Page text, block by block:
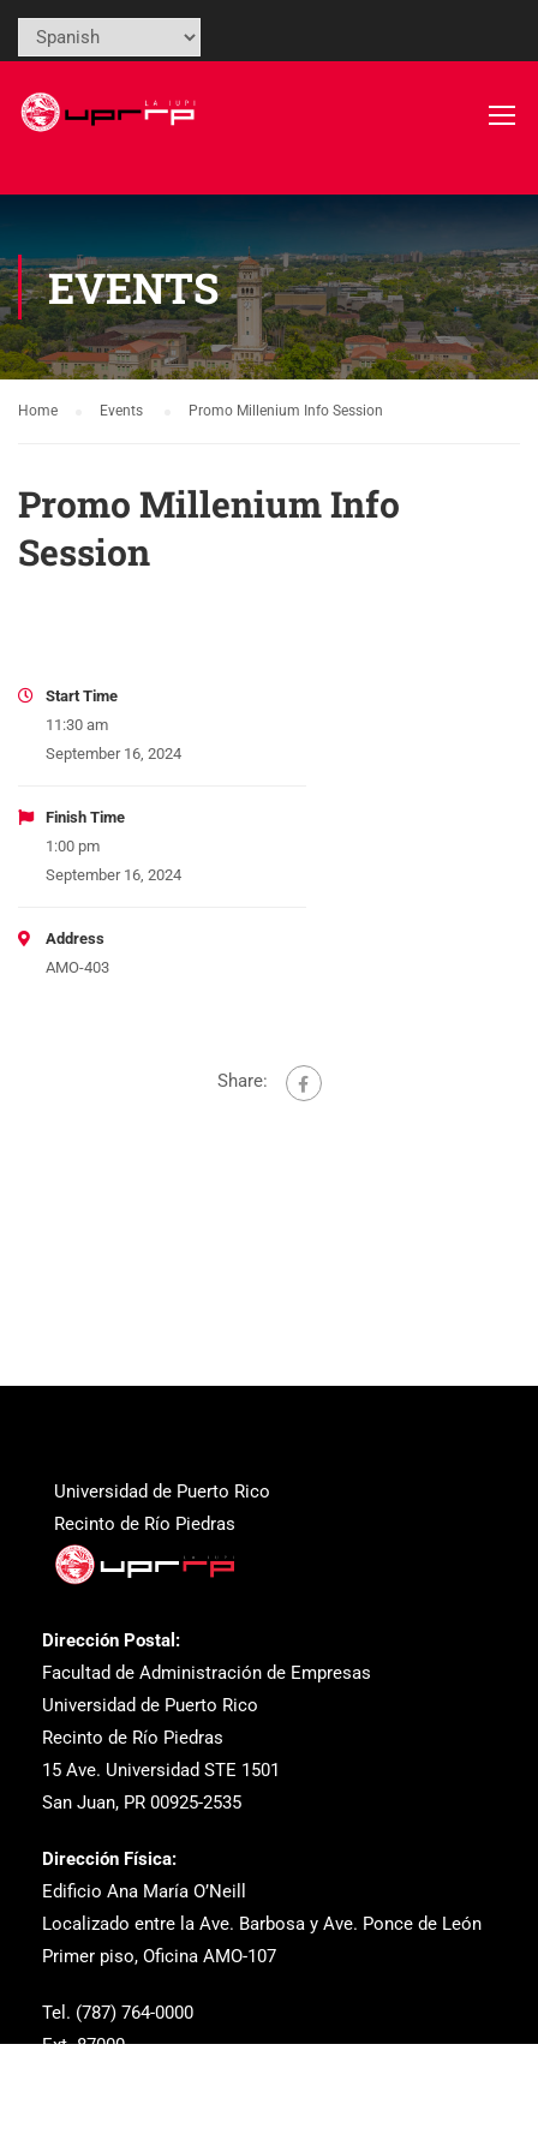
EVENTS
Home Events Promo Millenium Info Session
Promo Millenium Info
Session
Start Time
11:30 am
September 16, 2024
Finish Time
1:00 pm
September 16, 2024
Address
AMO-403
Share:
Universidad de Puerto Rico
Recinto de Río Piedras
Dirección Postal:
Facultad de Administración de Empresas
Universidad de Puerto Rico
Recinto de Río Piedras
15 Ave. Universidad STE 1501
San Juan, PR 00925-2535
Dirección Física:
Edificio Ana María O’Neill
Localizado entre la Ave. Barbosa y Ave. Ponce de León
Primer piso, Oficina AMO-107
Tel. (787) 764-0000
Ext. 87000